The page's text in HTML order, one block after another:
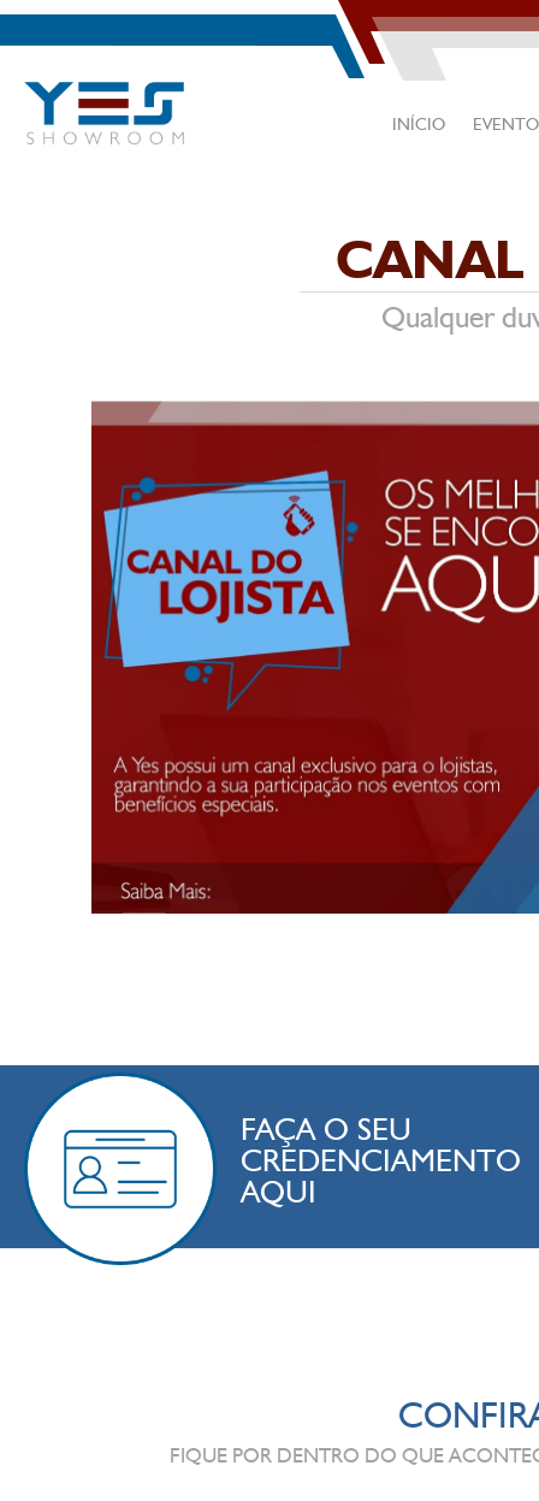
INÍCIO
CANAL
Qualquer
FAÇA O SEU
CREDENCIAMENTO
AQUI
FIQUE POR DENTRO DO QUE